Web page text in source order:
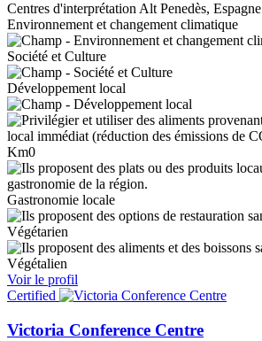
Centres d'interprétationAlt Penedès, Espagne
Environnement et changement climatique
Société et Culture
Développement local
Km0
Gastronomie locale
Végétarien
Végétalien
Voir le profil
Certified
Victoria Conference Centre